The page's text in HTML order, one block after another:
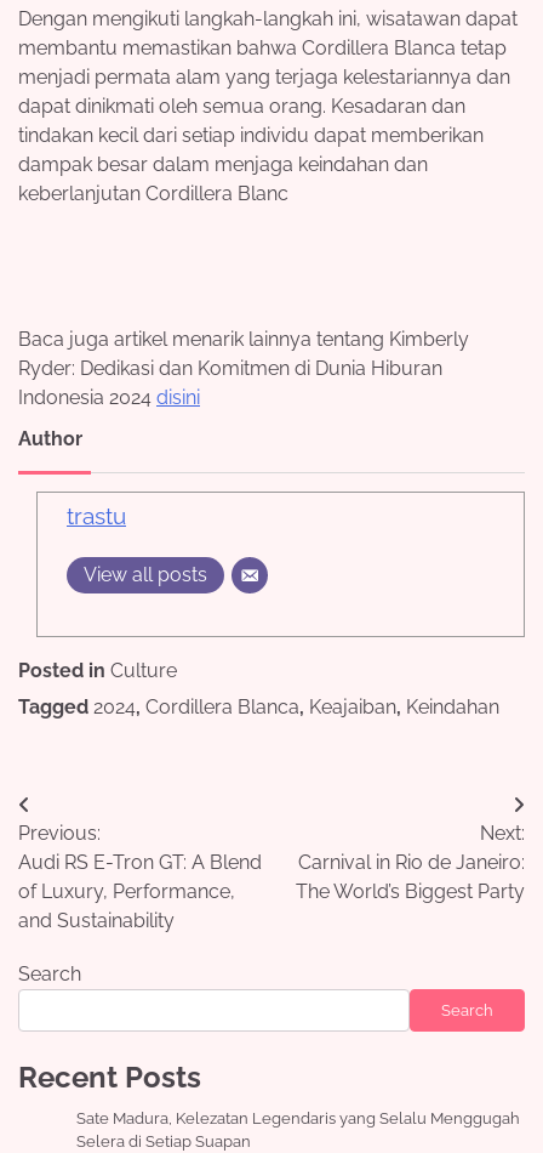
Dengan mengikuti langkah-langkah ini, wisatawan dapat
membantu memastikan bahwa Cordillera Blanca tetap
menjadi permata alam yang terjaga kelestariannya dan
dapat dinikmati oleh semua orang. Kesadaran dan
tindakan kecil dari setiap individu dapat memberikan
dampak besar dalam menjaga keindahan dan
keberlanjutan Cordillera Blanc
Baca juga artikel menarik lainnya tentang Kimberly
Ryder: Dedikasi dan Komitmen di Dunia Hiburan
Indonesia 2024 disini
Author
trastu
View all posts
Posted in Culture
Tagged 2024, Cordillera Blanca, Keajaiban, Keindahan
Post
navigation
Previous:
Audi RS E-Tron GT: A Blend
of Luxury, Performance,
and Sustainability
Next:
Carnival in Rio de Janeiro:
The World’s Biggest Party
Search
Search
Recent Posts
Sate Madura, Kelezatan Legendaris yang Selalu Menggugah
Selera di Setiap Suapan